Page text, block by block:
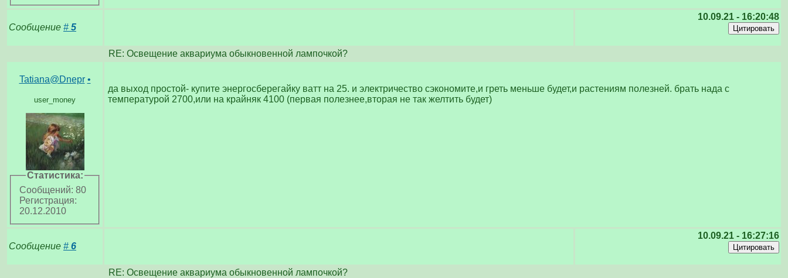
Сообщение # 5
10.09.21 - 16:20:48
RE: Освещение аквариума обыкновенной лампочкой?
Tatiana@Dnepr •
user_money
Статистика:
Сообщений: 80
Регистрация:
20.12.2010
да выход простой- купите энергосберегайку ватт на 25. и электричество сэкономите,и греть меньше будет,и растениям полезней. брать нада с
температурой 2700,или на крайняк 4100 (первая полезнее,вторая не так желтить будет)
Сообщение # 6
10.09.21 - 16:27:16
RE: Освещение аквариума обыкновенной лампочкой?